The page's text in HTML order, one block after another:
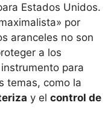
Estados Unidos.
por
aranceles no son
a los
para
temas, como la
y el control de